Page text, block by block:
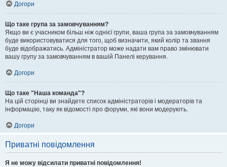
Догори
Що таке група за замовчуванням?
Якщо ви є учасником більш ніж однієї групи, ваша група за замовчуванням
буде використовуватися для того, щоб визначити, який колір та звання
буде відображатись. Адміністратор може надати вам право змінювати
вашу групу за замовчуванням в вашій Панелі керування.
Догори
Що таке "Наша команда"?
На цій сторінці ви знайдете список адміністраторів і модераторів та
інформацію, таку як відомості про форуми, які вони модерують.
Догори
Приватні повідомлення
Я не можу відсилати приватні повідомлення!